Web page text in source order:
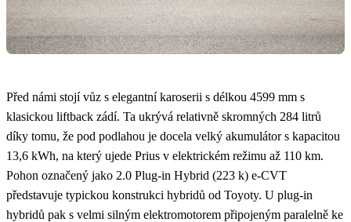
Před námi stojí vůz s elegantní karoserii s délkou 4599 mm s
klasickou liftback zádí. Ta ukrývá relativně skromných 284 litrů
díky tomu, že pod podlahou je docela velký akumulátor s kapacitou
13,6 kWh, na který ujede Prius v elektrickém režimu až 110 km.
Pohon označený jako 2.0 Plug-in Hybrid (223 k) e-CVT
představuje typickou konstrukci hybridů od Toyoty. U plug-in
hybridů pak s velmi silným elektromotorem připojeným paralelně ke